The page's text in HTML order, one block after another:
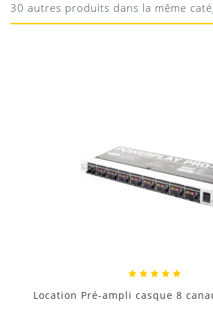
30 autres produits dans la même
Location Pré-ampli casque 8